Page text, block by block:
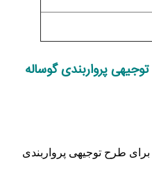
پرواربندی گوساله
طرح توجیهی پرواربندی